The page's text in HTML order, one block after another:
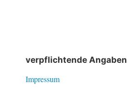
verpflichtende Angaben
Impressum